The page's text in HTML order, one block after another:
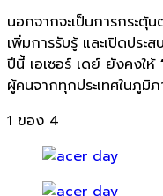
นอกจากจะเป็นการกระตุ้
เพิ่มการรับรู้ และเปิดประ
ปีนี้ เอเซอร์ เดย์ ยังคงให้
ผู้คนจากทุกประเทศในภูมิ
1 ของ 4